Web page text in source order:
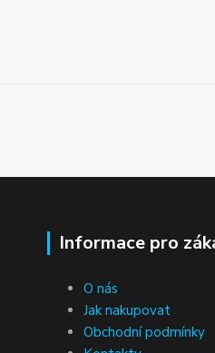
Informace pro
O nás
Jak nakupovat
Obchodní podmínky